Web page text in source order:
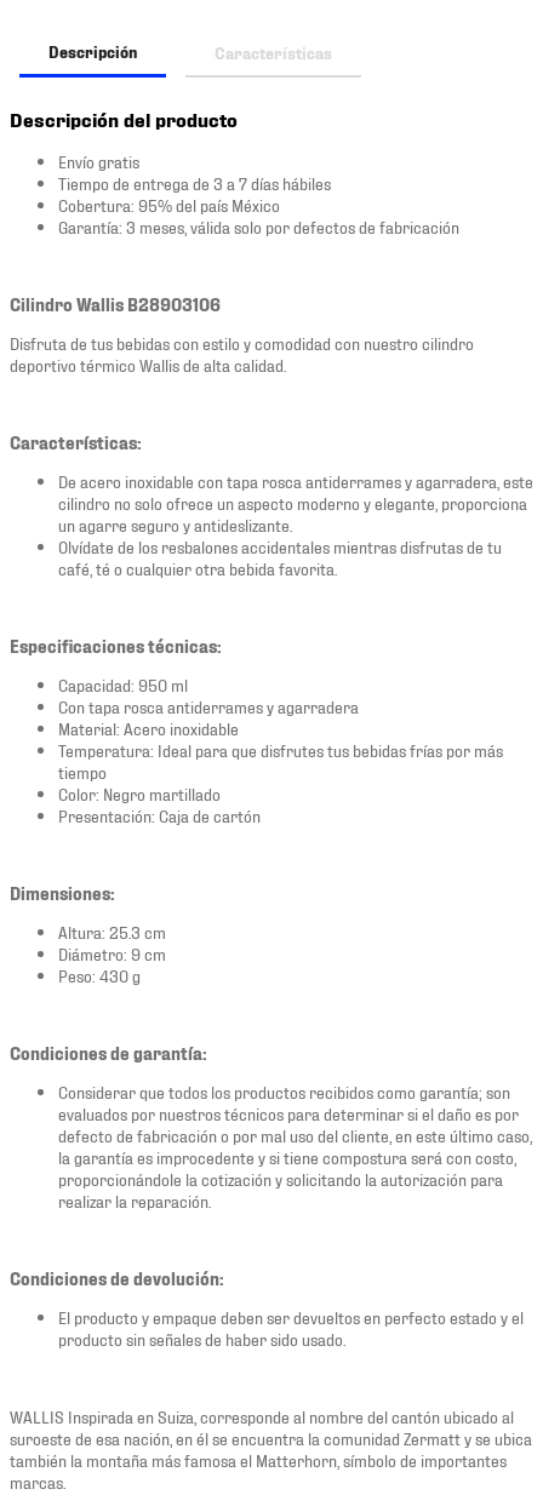
Descripción Características
Descripción del producto
Envío gratis
Tiempo de entrega de 3 a 7 días hábiles
Cobertura: 95% del país México
Garantía: 3 meses, válida solo por defectos de fabricación
Cilindro Wallis B28903106
Disfruta de tus bebidas con estilo y comodidad con nuestro cilindro
deportivo térmico Wallis de alta calidad.
Características:
De acero inoxidable con tapa rosca antiderrames y agarradera, este
cilindro no solo ofrece un aspecto moderno y elegante, proporciona
un agarre seguro y antideslizante.
Olvídate de los resbalones accidentales mientras disfrutas de tu
café, té o cualquier otra bebida favorita.
Especificaciones técnicas:
Capacidad: 950 ml
Con tapa rosca antiderrames y agarradera
Material: Acero inoxidable
Temperatura: Ideal para que disfrutes tus bebidas frías por más
tiempo
Color: Negro martillado
Presentación: Caja de cartón
Dimensiones:
Altura: 25.3 cm
Diámetro: 9 cm
Peso: 430 g
Condiciones de garantía:
Considerar que todos los productos recibidos como garantía; son
evaluados por nuestros técnicos para determinar si el daño es por
defecto de fabricación o por mal uso del cliente, en este último caso,
la garantía es improcedente y si tiene compostura será con costo,
proporcionándole la cotización y solicitando la autorización para
realizar la reparación.
Condiciones de devolución:
El producto y empaque deben ser devueltos en perfecto estado y el
producto sin señales de haber sido usado.
WALLIS Inspirada en Suiza, corresponde al nombre del cantón ubicado al
suroeste de esa nación, en él se encuentra la comunidad Zermatt y se ubica
también la montaña más famosa el Matterhorn, símbolo de importantes
marcas.